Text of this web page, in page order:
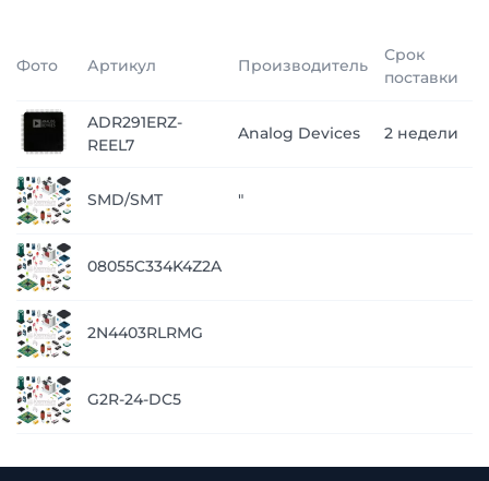
Фото Артикул Производитель
Срок
поставки
ADR291ERZ-
REEL7
Analog Devices 2 недели
SMD/SMT "
08055C334K4Z2A
2N4403RLRMG
G2R-24-DC5